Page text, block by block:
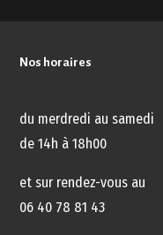
Nos horaires
du merdredi au samedi
de 14h à 18h00
et sur rendez-vous au
06 40 78 81 43